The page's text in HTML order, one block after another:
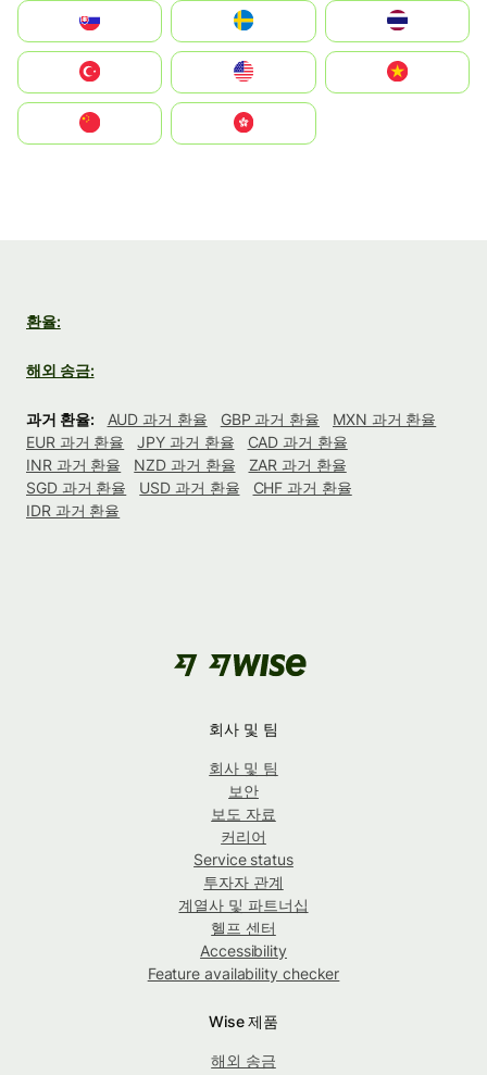
United States
中國香港特別行政區
환율:
해외 송금:
과거 환율: AUD 과거 환율 GBP 과거 환율
MXN 과거 환율
EUR 과거 환율
JPY 과거 환율
CAD 과거 환율
INR 과거 환율
NZD 과거 환율
ZAR 과거 환율
SGD 과거 환율
USD 과거 환율
CHF 과거 환율
IDR 과거 환율
회사 및 팀
회사 및 팀
보안
보도 자료
커리어
Service status
투자자 관계
계열사 및 파트너십
헬프 센터
Accessibility
Feature availability checker
Wise 제품
해외 송금